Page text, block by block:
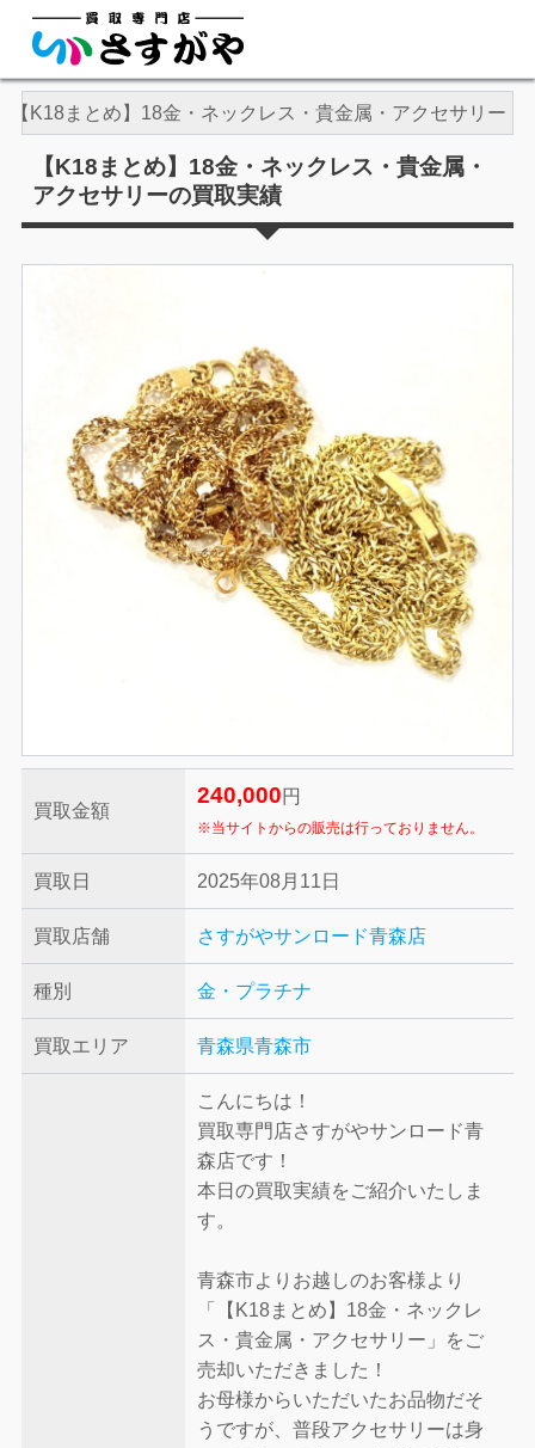
【K18まとめ】18金・ネックレス・貴金属・アクセサリー
【K18まとめ】18金・ネックレス・貴金属・
アクセサリーの買取実績
買取金額
240,000 円
※当サイトからの販売は行っておりません。
買取日 2025年08月11日
買取店舗 さすがやサンロード青森店
種別 金・プラチナ
買取エリア 青森県青森市
こんにちは！
買取専門店さすがやサンロード青
森店です！
本日の買取実績をご紹介いたしま
す。
青森市よりお越しのお客様より
「【K18まとめ】18金・ネックレ
ス・貴金属・アクセサリー」をご
売却いただきました！
お母様からいただいたお品物だそ
うですが、普段アクセサリーは身